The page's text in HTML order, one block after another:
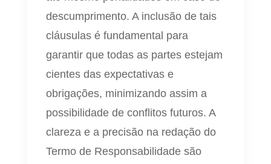
descumprimento. A inclusão de tais
cláusulas é fundamental para
garantir que todas as partes estejam
cientes das expectativas e
obrigações, minimizando assim a
possibilidade de conflitos futuros. A
clareza e a precisão na redação do
Termo de Responsabilidade são